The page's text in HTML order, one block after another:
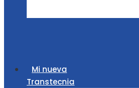
Mi nueva
Transtecnia